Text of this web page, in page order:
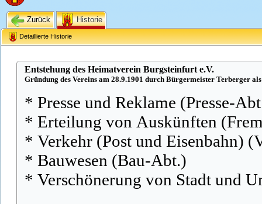
Zurück Historie
Detaillierte Historie
Entstehung des Heimatverein Burgsteinfurt e.V.
Gründung des Vereins am 28.9.1901 durch Bürgermeister Terberger
* Presse und Reklame (Presse-
* Erteilung von Auskünften
* Verkehr (Post und Eisenbahn)
* Bauwesen (Bau-Abt.)
* Verschönerung von Stadt und